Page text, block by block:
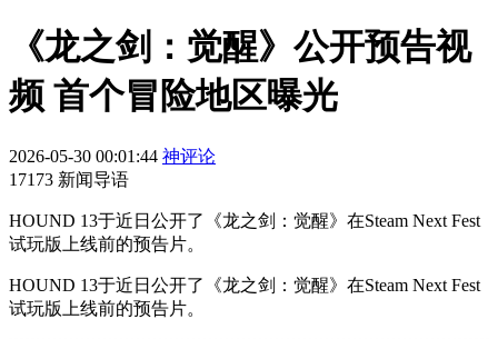
《龙之剑：觉醒》公开预告视
频 首个冒险地区曝光
2026-05-30 00:01:44 神评论
17173 新闻导语
HOUND 13于近日公开了《龙之剑：觉醒》在Steam Next Fest
试玩版上线前的预告片。
HOUND 13于近日公开了《龙之剑：觉醒》在Steam Next Fest
试玩版上线前的预告片。